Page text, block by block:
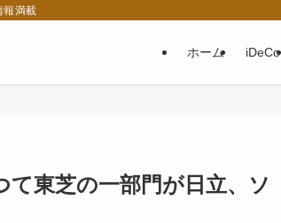
報満載
ホーム iDeCo
東芝の一部門が日立、ソ